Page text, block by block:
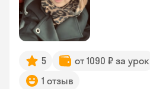
5 от 1090 ₽ за урок
1 отзыв